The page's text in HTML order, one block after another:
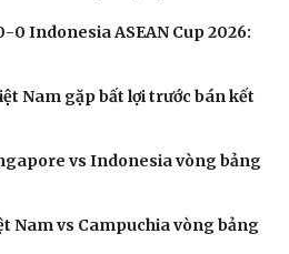
Indonesia ASEAN Cup 2026:
Nam gặp bất lợi trước bán kết
vs Indonesia vòng bảng
Nam vs Campuchia vòng bảng